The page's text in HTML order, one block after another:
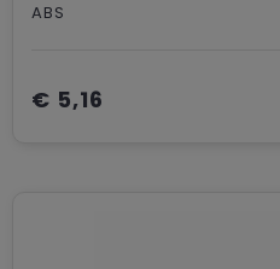
ABS
€ 5,16